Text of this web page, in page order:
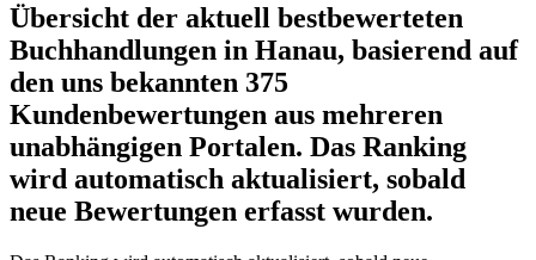
Übersicht der aktuell bestbewerteten
Buchhandlungen in Hanau, basierend auf
den uns bekannten 375
Kundenbewertungen aus mehreren
unabhängigen Portalen. Das Ranking
wird automatisch aktualisiert, sobald
neue Bewertungen erfasst wurden.